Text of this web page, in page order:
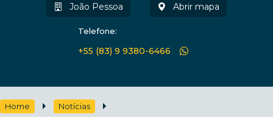
João Pessoa Abrir mapa
Telefone:
+55 (83) 9 9380-6466
Home
Notícias